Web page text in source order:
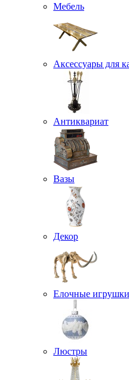
Мебель
Аксессуары для
Антиквариат
Вазы
Декор
Елочные игрушки
Люстры